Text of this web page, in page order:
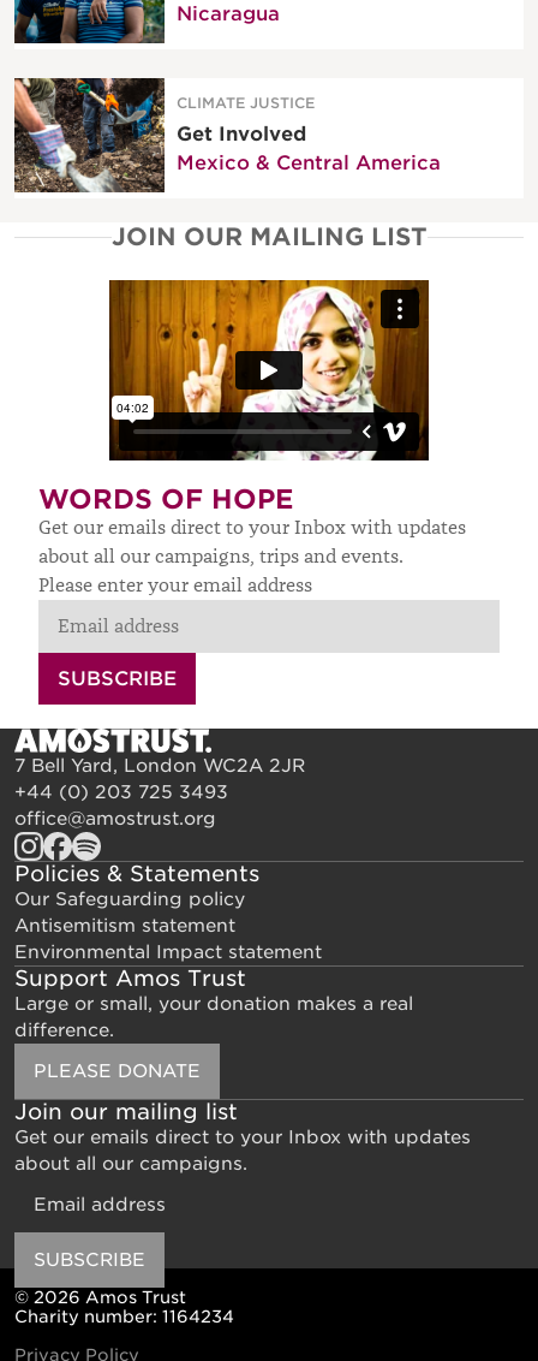
Nicaragua
CLIMATE JUSTICE
Get Involved
Mexico & Central America
JOIN OUR MAILING LIST
WORDS OF HOPE
Get our emails direct to your Inbox with updates
about all our campaigns, trips and events.
Please enter your email address
SUBSCRIBE
7 Bell Yard, London WC2A 2JR
+44 (0) 203 725 3493
office@amostrust.org
Policies & Statements
Our Safeguarding policy
Antisemitism statement
Environmental Impact statement
Support Amos Trust
Large or small, your donation makes a real
difference.
PLEASE DONATE
Join our mailing list
Get our emails direct to your Inbox with updates
about all our campaigns.
SUBSCRIBE
© 2026 Amos Trust
Charity number: 1164234
Privacy Policy